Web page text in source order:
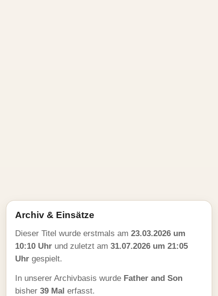
Archiv & Einsätze
Dieser Titel wurde erstmals am 23.03.2026 um
10:10 Uhr und zuletzt am 31.07.2026 um 21:05
Uhr gespielt.
In unserer Archivbasis wurde Father and Son
bisher 39 Mal erfasst.